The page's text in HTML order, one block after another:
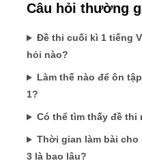
Câu hỏi thường
Đề thi cuối kì 1 tiếng
hỏi nào?
Làm thế nào để ôn
1?
Có thể tìm thấy đề thi
Thời gian làm bài
3 là bao lâu?